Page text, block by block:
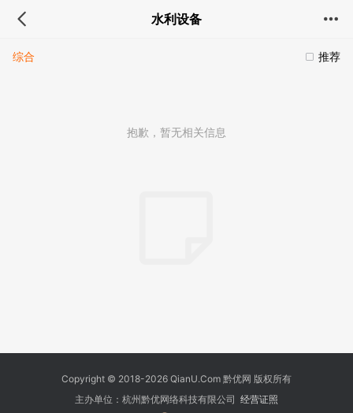
水利设备
推荐
综合
抱歉，暂无相关信息
Copyright © 2018-2026 QianU.Com 黔优网 版权所有
主办单位：杭州黔优网络科技有限公司 经营证照